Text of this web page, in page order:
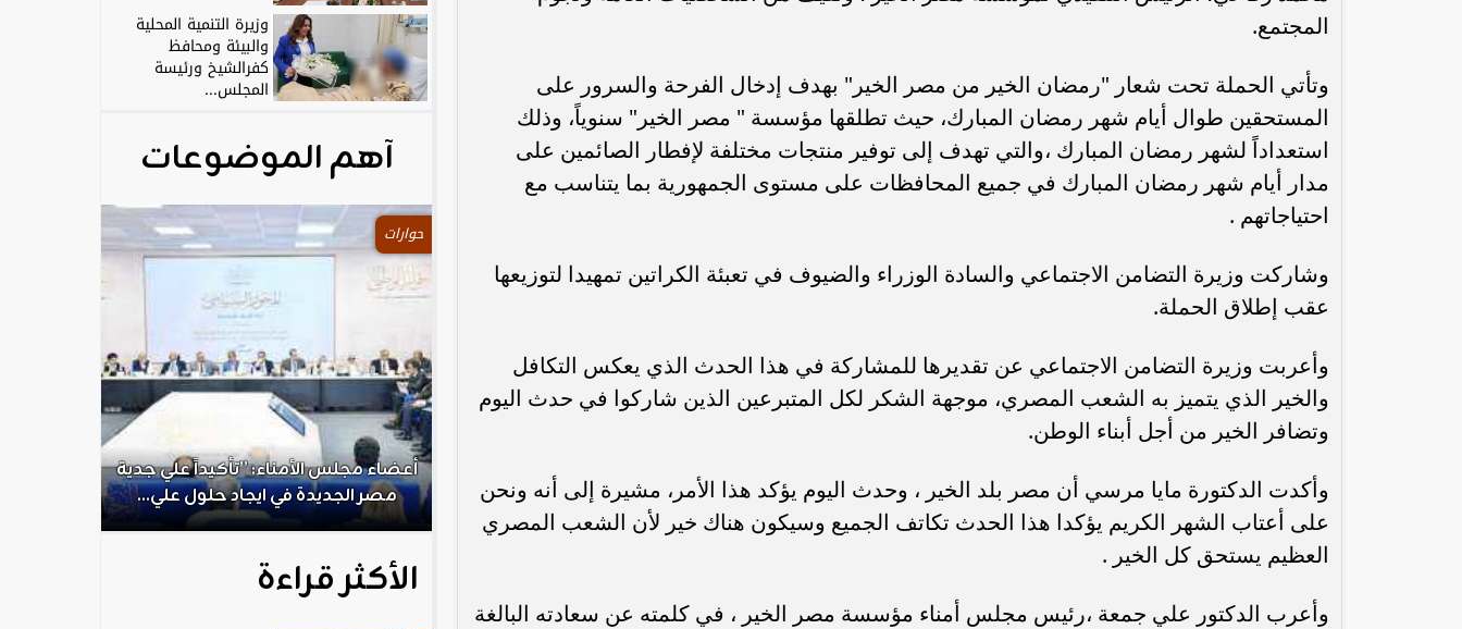
المجتمع.
وتأتي الحملة تحت شعار "رمضان الخير من مصر الخير" بهدف إدخال الفرحة والسرور على
المستحقين طوال أيام شهر رمضان المبارك، حيث تطلقها مؤسسة " مصر الخير" سنوياً، وذلك
استعداداً لشهر رمضان المبارك ،والتي تهدف إلى توفير منتجات مختلفة لإفطار الصائمين على
مدار أيام شهر رمضان المبارك في جميع المحافظات على مستوى الجمهورية بما يتناسب مع
احتياجاتهم .
وشاركت وزيرة التضامن الاجتماعي والسادة الوزراء والضيوف في تعبئة الكراتين تمهيدا لتوزيعها
عقب إطلاق الحملة.
وأعربت وزيرة التضامن الاجتماعي عن تقديرها للمشاركة في هذا الحدث الذي يعكس التكافل
والخير الذي يتميز به الشعب المصري، موجهة الشكر لكل المتبرعين الذين شاركوا في حدث اليوم
وتضافر الخير من أجل أبناء الوطن.
وأكدت الدكتورة مايا مرسي أن مصر بلد الخير ، وحدث اليوم يؤكد هذا الأمر، مشيرة إلى أنه ونحن
على أعتاب الشهر الكريم يؤكدا هذا الحدث تكاتف الجميع وسيكون هناك خير لأن الشعب المصري
العظيم يستحق كل الخير .
وأعرب الدكتور علي جمعة ،رئيس مجلس أمناء مؤسسة مصر الخير ، في كلمته عن سعادته البالغة
وزيرة التنمية المحلية
والبيئة ومحافظ
كفرالشيخ ورئيسة
المجلس...
آهم الموضوعات
رئيس الوزراء : زيادة مخصصات الإنفاق
على الصحة والتعليم و”تكافل” و”كرامة”
محمد إمام يكتب .. ”رمضان المحبة
والسلام ”
الكاتب الصحفي محمد إمام يكتب..
”حافظوا علي مصر”
حوارات
أعضاء مجلس الأمناء: ”تأكيداً علي جدية
مصر الجديدة في ايجاد حلول علي...
الأكثر قراءة